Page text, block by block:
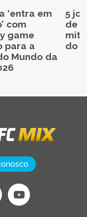
‘entra em
com
game
para a
Mundo da
5
de
do